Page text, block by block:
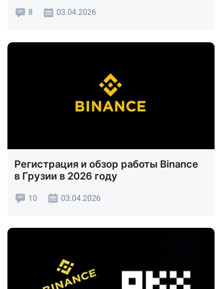
8 03.04.2026
Регистрация и обзор работы Binance
в Грузии в 2026 году
10 03.04.2026